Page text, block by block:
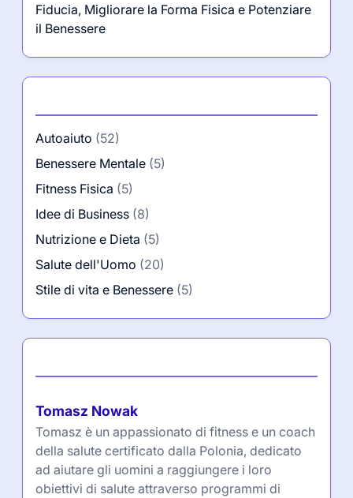
Fiducia, Migliorare la Forma Fisica e Potenziare
il Benessere
Autoaiuto (52)
Benessere Mentale (5)
Fitness Fisica (5)
Idee di Business (8)
Nutrizione e Dieta (5)
Salute dell'Uomo (20)
Stile di vita e Benessere (5)
Tomasz Nowak
Tomasz è un appassionato di fitness e un coach
della salute certificato dalla Polonia, dedicato
ad aiutare gli uomini a raggiungere i loro
obiettivi di salute attraverso programmi di